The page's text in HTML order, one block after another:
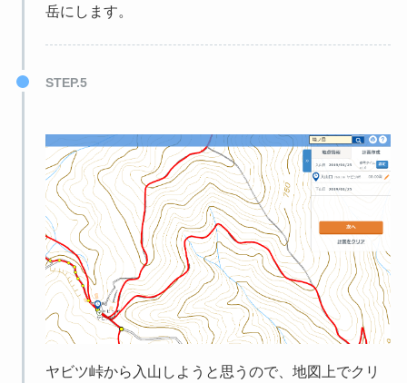
岳にします。
STEP.5
ヤビツ峠から入山しようと思うので、地図上でクリ